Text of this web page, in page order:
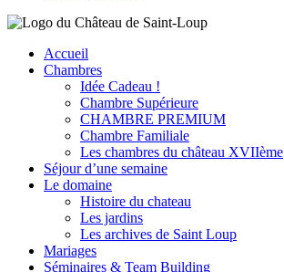
Accueil
Chambres
Idée Cadeau !
Chambre Supérieure
CHAMBRE PREMIUM
Chambre Familiale
Les chambres du château XVIIème
Séjour d’une semaine
Le domaine
Histoire du chateau
Les jardins
Les archives de Saint Loup
Mariages
Séminaires & Team Building